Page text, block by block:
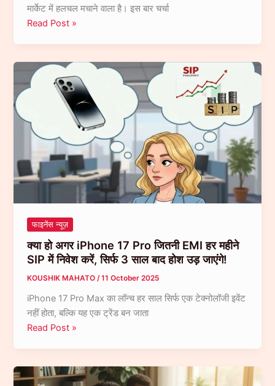
लाख
तक
मार्केट में हलचल मचाने वाला है। इस बार चर्चा
Tata
Listing
से
उत्साह!
कल
स्टॉक
मार्केट
में
जानिए
आज
के
ग्रे
प्रीमियम
और
संभावित
रिटर्न के बारे में…
Read Post »
फाइनेंस न्यूज़
क्या हो अगर iPhone 17 Pro जितनी EMI हर महीने
SIP में निवेश करें, सिर्फ 3 साल बाद होश उड़ जाएंगे!
KOUSHIK MAHATO/11 October 2025
iPhone 17 Pro Max का लॉन्च हर साल सिर्फ एक टेक्नोलॉजी इवेंट
नहीं होता, बल्कि यह एक ट्रेंड बन जाता
क्या
iPhone
Read Post »